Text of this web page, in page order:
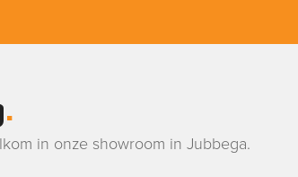
in onze showroom in Jubbega.